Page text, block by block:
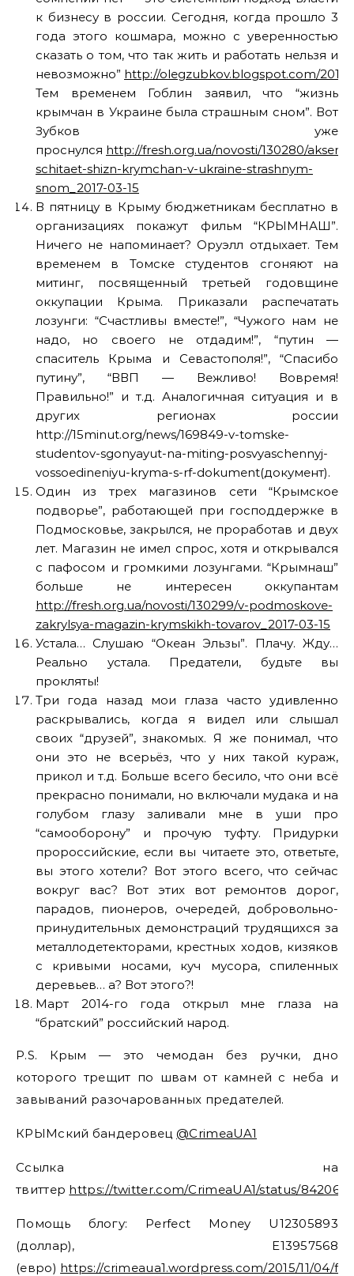
к бизнесу в россии. Сегодня, когда прошло 3
года этого кошмара, можно с уверенностью
сказать о том, что так жить и работать нельзя и
невозможно” http://olegzubkov.blogspot.com/
Тем временем Гоблин заявил, что “жизнь
крымчан в Украине была страшным сном”. Вот
Зубков уже
проснулся http://fresh.org.ua/novosti/130280/
schitaet-shizn-krymchan-v-ukraine-strashnym-
snom_2017-03-15
В пятницу в Крыму бюджетникам бесплатно в
организациях покажут фильм “КРЫМНАШ”.
Ничего не напоминает? Оруэлл отдыхает. Тем
временем в Томске студентов сгоняют на
митинг, посвященный третьей годовщине
оккупации Крыма. Приказали распечатать
лозунги: “Счастливы вместе!”, “Чужого нам не
надо, но своего не отдадим!”, “путин —
спаситель Крыма и Севастополя!”, “Спасибо
путину”, “ВВП — Вежливо! Вовремя!
Правильно!” и т.д. Аналогичная ситуация и в
других регионах россии
http://15minut.org/news/169849-v-tomske-
studentov-sgonyayut-na-miting-posvyaschennyj-
vossoedineniyu-kryma-s-rf-dokument(документ).
Один из трех магазинов сети “Крымское
подворье”, работающей при господдержке в
Подмосковье, закрылся, не проработав и двух
лет. Магазин не имел спрос, хотя и открывался
с пафосом и громкими лозунгами. “Крымнаш”
больше не интересен оккупантам
http://fresh.org.ua/novosti/130299/v-podmoskove-
zakrylsya-magazin-krymskikh-tovarov_2017-03-15
Устала… Слушаю “Океан Эльзы”. Плачу. Жду…
Реально устала. Предатели, будьте вы
прокляты!
Три года назад мои глаза часто удивленно
раскрывались, когда я видел или слышал
своих “друзей”, знакомых. Я же понимал, что
они это не всерьёз, что у них такой кураж,
прикол и т.д. Больше всего бесило, что они всё
прекрасно понимали, но включали мудака и на
голубом глазу заливали мне в уши про
“самооборону” и прочую туфту. Придурки
пророссийские, если вы читаете это, ответьте,
вы этого хотели? Вот этого всего, что сейчас
вокруг вас? Вот этих вот ремонтов дорог,
парадов, пионеров, очередей, добровольно-
принудительных демонстраций трудящихся за
металлодетекторами, крестных ходов, кизяков
с кривыми носами, куч мусора, спиленных
деревьев… а? Вот этого?!
Март 2014-го года открыл мне глаза на
“братский” российский народ.
P.S. Крым — это чемодан без ручки, дно
которого трещит по швам от камней с неба и
завываний разочарованных предателей.
КРЫМский бандеровец @CrimeaUA1
Ссылка на
твиттер https://twitter.com/CrimeaUA1/status/
Помощь блогу: Perfect Money U12305893
(доллар), E13957568
(евро) https://crimeaua1.wordpress.com/2015/11/04/